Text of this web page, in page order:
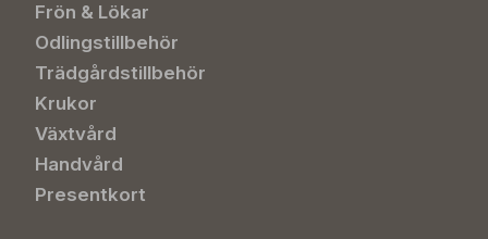
Frön & Lökar
Odlingstillbehör
Trädgårdstillbehör
Krukor
Växtvård
Handvård
Presentkort